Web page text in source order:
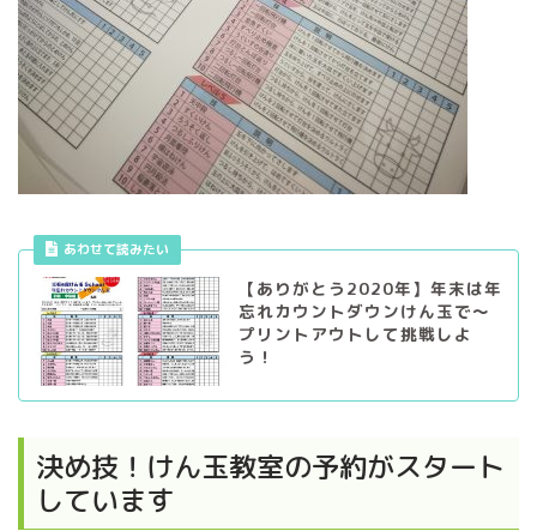
あわせて読みたい
【ありがとう2020年】年末は年
忘れカウントダウンけん玉で～
プリントアウトして挑戦しよ
う！
決め技！けん玉教室の予約がスタート
しています